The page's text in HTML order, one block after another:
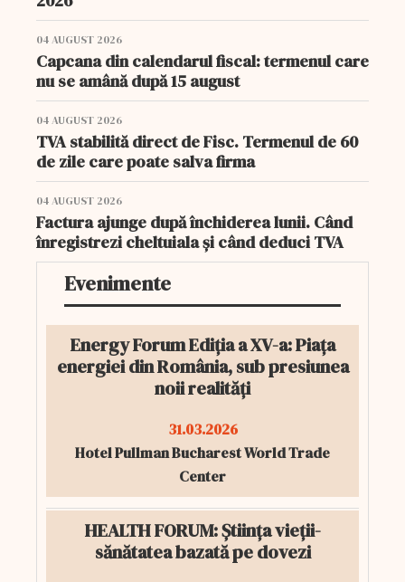
04 AUGUST 2026
Capcana din calendarul fiscal: termenul care
nu se amână după 15 august
04 AUGUST 2026
TVA stabilită direct de Fisc. Termenul de 60
de zile care poate salva firma
04 AUGUST 2026
Factura ajunge după închiderea lunii. Când
înregistrezi cheltuiala și când deduci TVA
Evenimente
Energy Forum Ediția a XV-a: Piața
energiei din România, sub presiunea
noii realități
31.03.2026
Hotel Pullman Bucharest World Trade
Center
HEALTH FORUM: Știința vieții-
sănătatea bazată pe dovezi